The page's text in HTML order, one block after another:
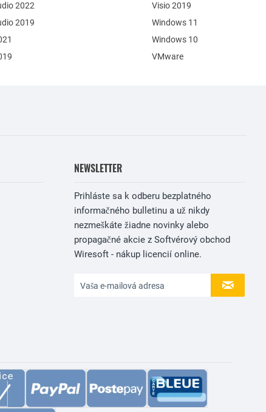
2022
2019
Visio 2019
Windows 11
Windows 10
VMware
NEWSLETTER
Prihláste sa k odberu bezplatného
informačného bulletinu a už nikdy
nezmeškáte žiadne novinky alebo
propagačné akcie z Softvérový obchod
Wiresoft - nákup licencií online.